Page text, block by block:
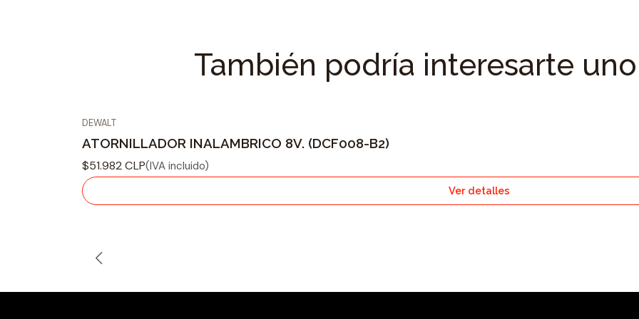
También podría interesarte
DEWALT
ATORNILLADOR INALAMBRICO 8V. (DCF008-B2)
$51.982 CLP(IVA incluido)
Ver detalles